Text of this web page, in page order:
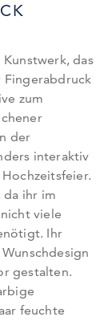
das
Fingerabdruck
zum
der
interaktiv
ihr im
viele
Ihr
gestalten.
feuchte